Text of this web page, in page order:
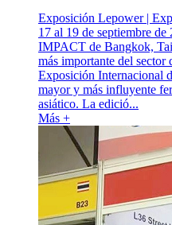
Exposición Lepower |
17 al 19 de septiembre
IMPACT de Bangkok,
más importante del
Exposición Internacional
mayor y más influyente
asiático. La edició...
Más +